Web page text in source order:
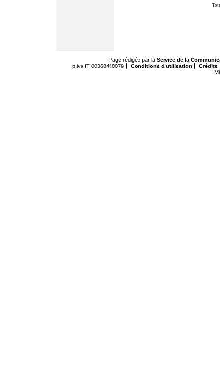
Page rédigée par la Service de la
p.iva IT 00368440079
Conditions d'utilisation
Crédits